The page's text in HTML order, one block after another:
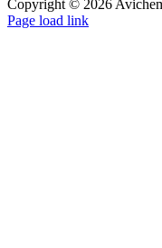
Copyright © 2026
Page load link